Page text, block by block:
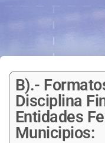
B).-
Disciplina
Entidades
Municipios: